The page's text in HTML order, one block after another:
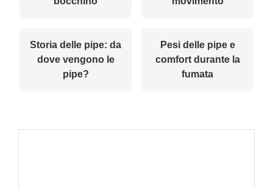
Storia delle pipe: da
dove vengono le
pipe?
Pesi delle pipe e
comfort durante la
fumata